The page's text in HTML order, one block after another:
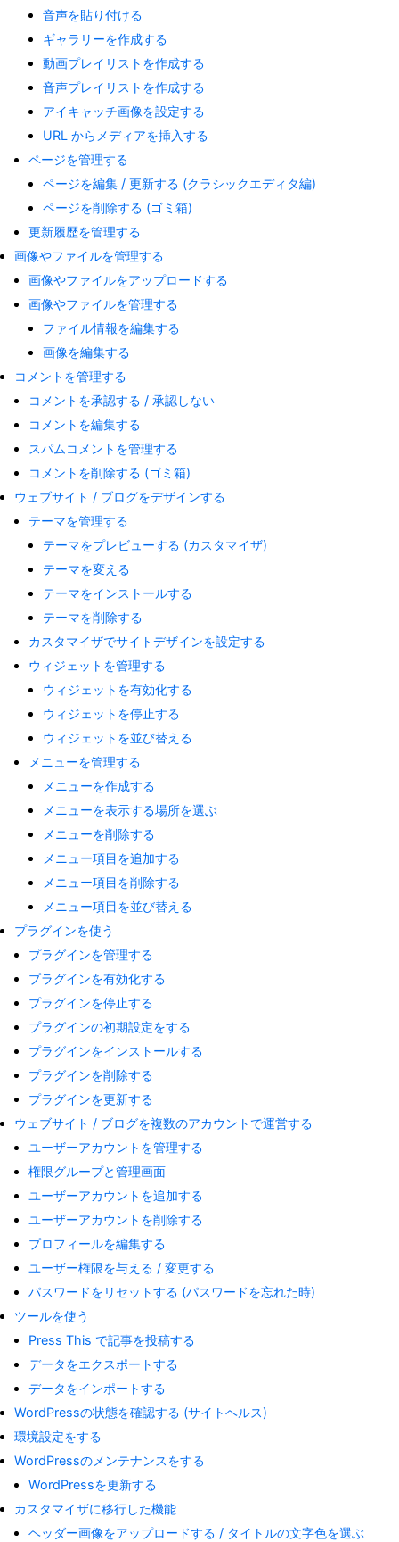
音声を貼り付ける
ギャラリーを作成する
動画プレイリストを作成する
音声プレイリストを作成する
アイキャッチ画像を設定する
URL からメディアを挿入する
ページを管理する
ページを編集 / 更新する (クラシックエディタ編)
ページを削除する (ゴミ箱)
更新履歴を管理する
画像やファイルを管理する
画像やファイルをアップロードする
画像やファイルを管理する
ファイル情報を編集する
画像を編集する
コメントを管理する
コメントを承認する / 承認しない
コメントを編集する
スパムコメントを管理する
コメントを削除する (ゴミ箱)
ウェブサイト / ブログをデザインする
テーマを管理する
テーマをプレビューする (カスタマイザ)
テーマを変える
テーマをインストールする
テーマを削除する
カスタマイザでサイトデザインを設定する
ウィジェットを管理する
ウィジェットを有効化する
ウィジェットを停止する
ウィジェットを並び替える
メニューを管理する
メニューを作成する
メニューを表示する場所を選ぶ
メニューを削除する
メニュー項目を追加する
メニュー項目を削除する
メニュー項目を並び替える
プラグインを使う
プラグインを管理する
プラグインを有効化する
プラグインを停止する
プラグインの初期設定をする
プラグインをインストールする
プラグインを削除する
プラグインを更新する
ウェブサイト / ブログを複数のアカウントで運営する
ユーザーアカウントを管理する
権限グループと管理画面
ユーザーアカウントを追加する
ユーザーアカウントを削除する
プロフィールを編集する
ユーザー権限を与える / 変更する
パスワードをリセットする (パスワードを忘れた時)
ツールを使う
Press This で記事を投稿する
データをエクスポートする
データをインポートする
WordPressの状態を確認する (サイトヘルス)
環境設定をする
WordPressのメンテナンスをする
WordPressを更新する
カスタマイザに移行した機能
ヘッダー画像をアップロードする / タイトルの文字色を選ぶ